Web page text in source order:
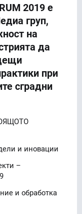
2019 е
груп,
на
да
при
сградни
и иновации
–
и обработка